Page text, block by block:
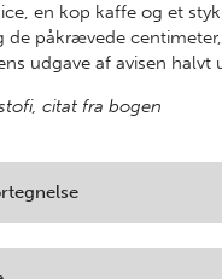
en kop kaffe og et
de påkrævede
udgave af avisen halvt
citat fra bogen